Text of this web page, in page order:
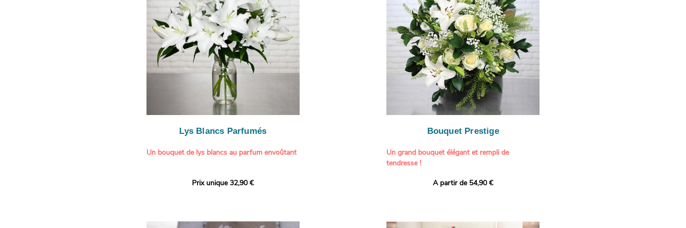
- Gâter un proche pour son anniversaire
- Célébrer une occasion spéciale
- Faire plaisir à un amateur d'art et de peinture
- Exprimer une atmosphère méditerranéenne et
colorée dans votre intérieur.
Tableau : Paul Signac,Vue de Saint-Tropez,
coucher de soleil au bois de pins, 1888
Crédits photo :classicpaintings / Alamy Stock
particulière à un proche.
Il contient :
- Des hortensias colorés (les couleurs peuvent
varier selon l’arrivage)
- Des fleurs à grosse tête, au charme intemporel
À offrir pour :
- Célébrer un anniversaire
- Remercier avec panache
- Apporter une touche florale à une maison de
Lys Blancs Parfumés
Un bouquet de lys blancs au parfum envoûtant
élégante composition de lys blancs signée
Prix unique 32,90 €
Bouquet Prestige
Un grand bouquet élégant et rempli de
tendresse !
Offrez un instant de douceur avec ce bouquet
A partir de 54,90 €